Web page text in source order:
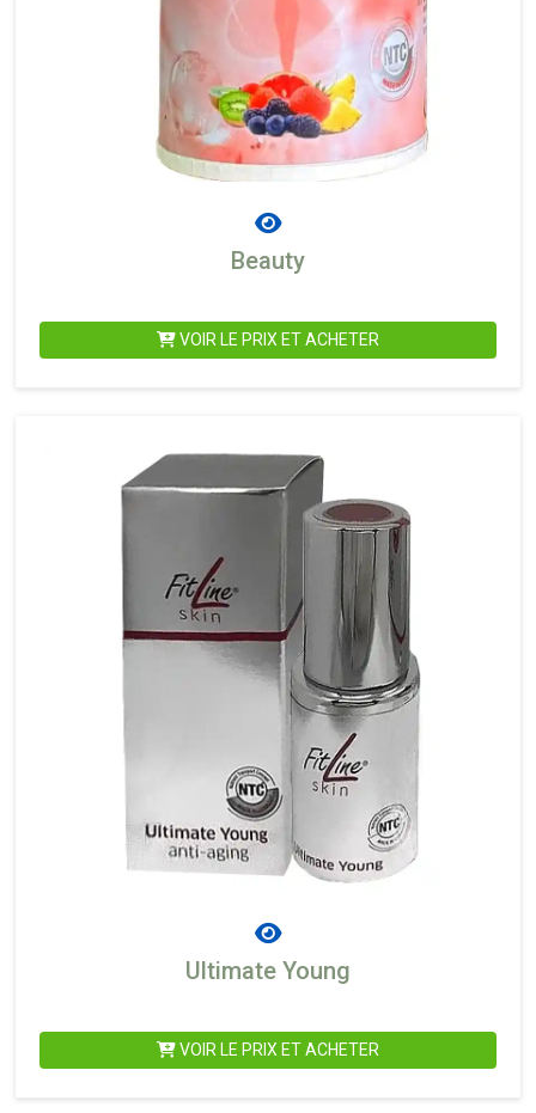
Beauty
VOIR LE PRIX ET ACHETER
Ultimate Young
VOIR LE PRIX ET ACHETER